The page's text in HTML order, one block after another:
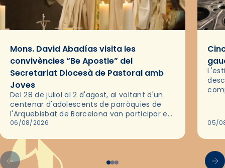
Mons. David Abadías visita les
convivències “Be Apostle” del
Secretariat Diocesà de Pastoral amb
Joves
Del 28 de juliol al 2 d'agost, al voltant d'un
centenar d'adolescents de parròquies de
l'Arquebisbat de Barcelona van participar en
les convivències Be Apostle, organitzades
06/08/2026 05/